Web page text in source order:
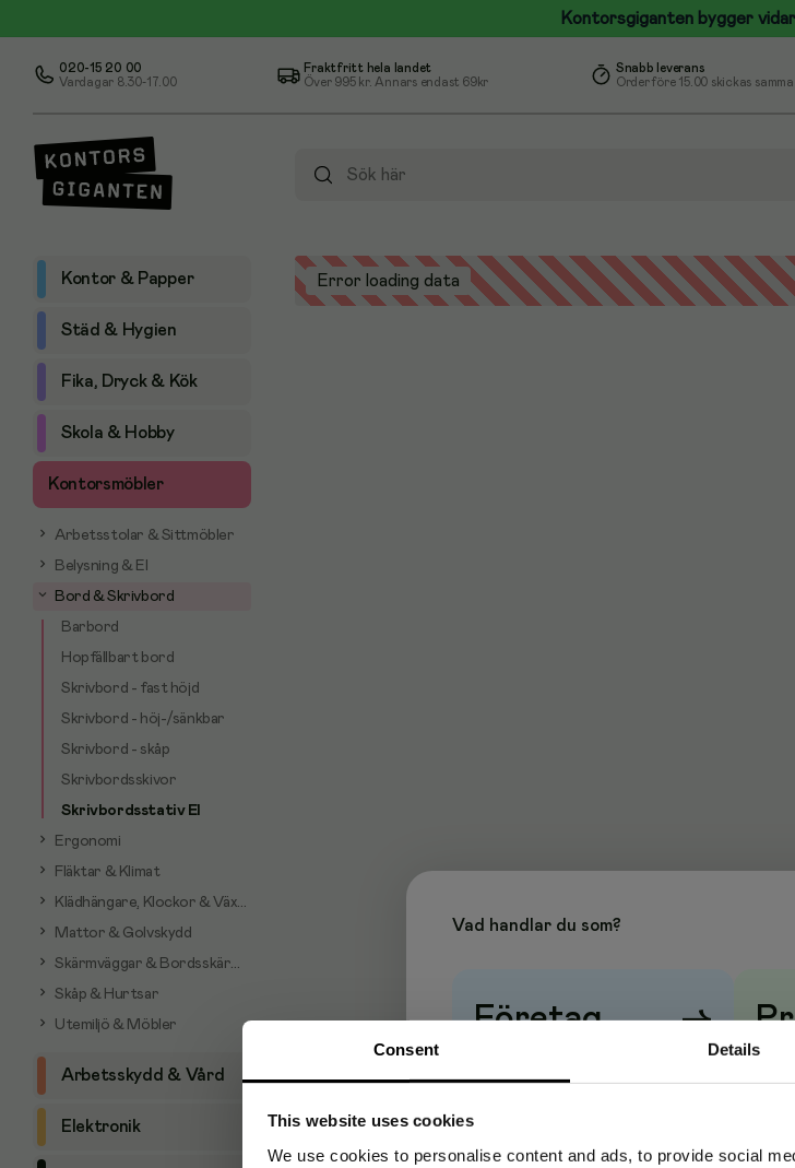
Consent Details
This website uses cookies
We use cookies to personalise content and ads, to provide social
Kontorsgiganten bygger
020-15 20 00
Vardagar 8.30-17.00
Fraktfritt hela landet
Över 995 kr. Annars endast 69kr
Snabb leverans
Order före 15.00 skickas
Kontor & Papper
Städ & Hygien
Fika, Dryck & Kök
Skola & Hobby
Kontorsmöbler
Arbetsstolar & Sittmöbler
Belysning & El
Bord & Skrivbord
Barbord
Hopfällbart bord
Skrivbord - fast höjd
Skrivbord - höj-/sänkbar
Skrivbord - skåp
Skrivbordsskivor
Skrivbordsstativ El
Ergonomi
Fläktar & Klimat
Klädhängare, Klockor & Växter
Mattor & Golvskydd
Skärmväggar & Bordsskärmar
Skåp & Hurtsar
Utemiljö & Möbler
Arbetsskydd & Vård
Elektronik
Error loading data
Vad handlar du som?
Företag →